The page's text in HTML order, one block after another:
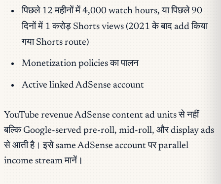
पिछले 12 महीनों में 4,000 watch hours, या पिछले 90
दिनों में 1 करोड़ Shorts views (2021 के बाद add किया
गया Shorts route)
Monetization policies का पालन
Active linked AdSense account
YouTube revenue AdSense content ad units से नहीं
बल्कि Google-served pre-roll, mid-roll, और display ads
से आती है। इसे same AdSense account पर parallel
income stream मानें।